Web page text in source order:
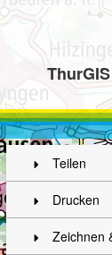
ThurGIS
Teilen
Drucken
Zeichnen